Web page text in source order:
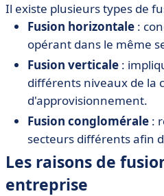
Il existe plusieurs types de
Fusion horizontale :
opérant dans le même
Fusion verticale :
différents niveaux de la
d'approvisionnement.
Fusion conglomérale :
secteurs différents afin
Les raisons de
entreprise